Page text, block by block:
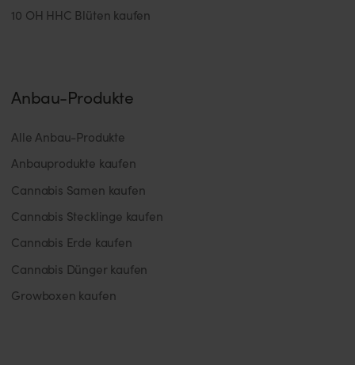
10 OH HHC Blüten kaufen
Anbau-Produkte
Alle Anbau-Produkte
Anbauprodukte kaufen
Cannabis Samen kaufen
Cannabis Stecklinge kaufen
Cannabis Erde kaufen
Cannabis Dünger kaufen
Growboxen kaufen